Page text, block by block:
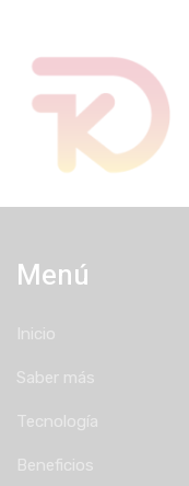
Menú
Inicio
Saber más
Tecnología
Beneficios